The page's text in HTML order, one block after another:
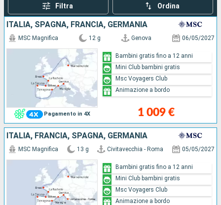
Filtra Ordina
ITALIA, SPAGNA, FRANCIA, GERMANIA
Pagamento in 4X
MSC Magnifica 12 g Genova 06/05/2027
1 009 €
Bambini gratis fino a 12 anni
Mini Club bambini gratis
Msc Voyagers Club
Animazione a bordo
ITALIA, FRANCIA, SPAGNA, GERMANIA
MSC Magnifica 13 g Civitavecchia - Roma 05/05/2027
Bambini gratis fino a 12 anni
Mini Club bambini gratis
Msc Voyagers Club
Animazione a bordo